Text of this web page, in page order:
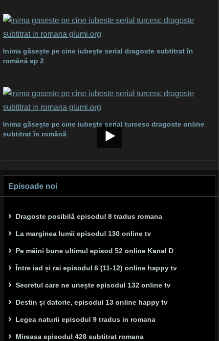
Inima găsește pe cine iubește serial dragoste subtitrat în
română ep 2
Inima găsește pe cine iubește serial turcesc dragoste online
subtitrat în română
Episoade noi
Dragoste posibilă episodul 8 tradus romana
La marginea lumii episodul 130 online tv
Pe mâini bune ultimul episod 52 online Kanal D
Între iad și rai episodul 6 (11-12) online happy tv
Secretul care ne unește episodul 132 online tv
Destin și datorie, episodul 13 online happy tv
Legea naturii episodul 9 tradus in romana
Mireasa episodul 428 subtitrat romana